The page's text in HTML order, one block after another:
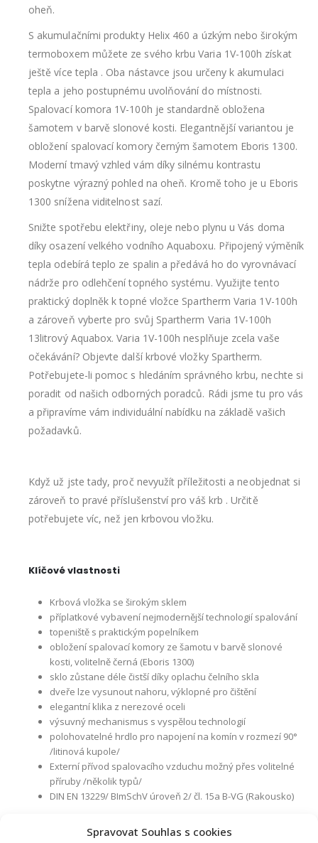
Spravovat Souhlas s cookies
oheň.
S akumulačními produkty Helix 460 a úzkým nebo širokým
termoboxem můžete ze svého krbu Varia 1V-100h získat
ještě více tepla . Oba nástavce jsou určeny k akumulaci
tepla a jeho postupnému uvolňování do místnosti.
Spalovací komora 1V-100h je standardně obložena
šamotem v barvě slonové kosti. Elegantnější variantou je
obložení spalovací komory černým šamotem Eboris 1300.
Moderní tmavý vzhled vám díky silnému kontrastu
poskytne výrazný pohled na oheň. Kromě toho je u Eboris
1300 snížena viditelnost sazí.
Snižte spotřebu elektřiny, oleje nebo plynu u Vás doma
díky osazení velkého vodního Aquaboxu. Připojený výměník
tepla odebírá teplo ze spalin a předává ho do vyrovnávací
nádrže pro odlehčení topného systému. Využijte tento
praktický doplněk k topné vložce Spartherm Varia 1V-100h
a zároveň vyberte pro svůj Spartherm Varia 1V-100h
13litrový Aquabox. Varia 1V-100h nesplňuje zcela vaše
očekávání? Objevte další krbové vložky Spartherm.
Potřebujete-li pomoc s hledáním správného krbu, nechte si
poradit od našich odborných poradců. Rádi jsme tu pro vás
a připravíme vám individuální nabídku na základě vašich
požadavků.
Když už jste tady, proč nevyužít příležitosti a neobjednat si
zároveň to pravé příslušenství pro váš krb . Určitě
potřebujete víc, než jen krbovou vložku.
Klíčové vlastnosti
Krbová vložka se širokým sklem
příplatkové vybavení nejmodernější technologií spalování
topeniště s praktickým popelníkem
obložení spalovací komory ze šamotu v barvě slonové
kosti, volitelně černá (Eboris 1300)
sklo zůstane déle čistší díky oplachu čelního skla
dveře lze vysunout nahoru, výklopné pro čištění
elegantní klika z nerezové oceli
výsuvný mechanismus s vyspělou technologií
polohovatelné hrdlo pro napojení na komín v rozmezí 90°
/litinová kupole/
Externí přívod spalovacího vzduchu možný přes volitelné
příruby /několik typů/
DIN EN 13229/ BImSchV úroveň 2/ čl. 15a B-VG (Rakousko)